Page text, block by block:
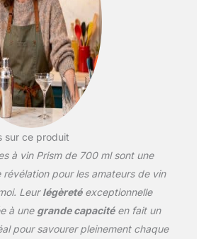
sur ce produit
à vin Prism de 700 ml sont une
révélation pour les amateurs de vin
Leurlégèretéexceptionnelle
à une grande capacitéen fait un
pour savourer pleinement chaque